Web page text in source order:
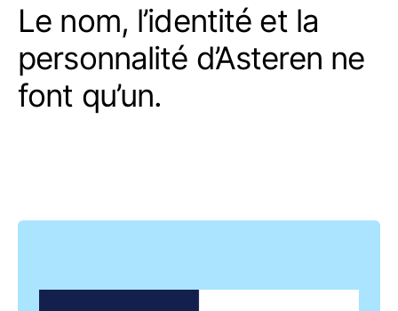
Le nom, l’identité et la
personnalité d’Asteren ne
font qu’un.